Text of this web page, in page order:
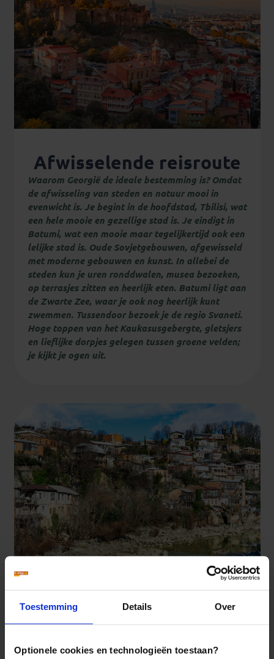
Toestemming Details Over
Optionele cookies en technologieën toestaan?
Afwisselende reisroute
Waarom Georgië de ideale bestemming is? Omdat
de afwisseling van steden en natuur mooi in
evenwicht is. Je begint in de hoofdstad, Tbilisi, wat
een hele mooie en gezellige stad is. Je eindigt in
Batumi, wat een mooie maar tegelijkertijd ook een
lelijke stad is. Oude Sovjetgebouwen, afgewisseld
met moderne gebouwen en kunst. In allebei de
steden kun je uren ronddwalen, musea bezoeken,
op terrasjes zitten en heerlijk eten. Batumi ligt aan
de Zwarte Zee, waar je ook nog heerlijk kunt
zwemmen. Tussendoor bezoek je de regio Svaneti.
Hoge toppen van het Kaukasusgebergte, gletsjers
en lieflijke dorpjes gelegen tussen groene velden;
je kijkt je ogen uit.
Reis vol hoogtepunten
en Kazbegi. De omgeving daar is geweldig met